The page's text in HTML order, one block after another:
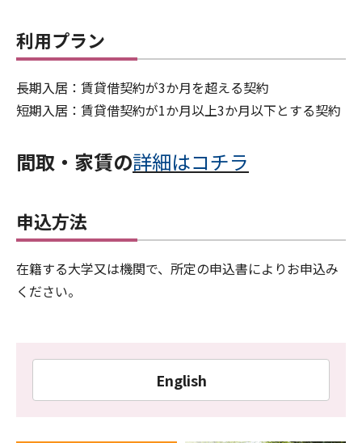
利用プラン
長期入居：賃貸借契約が3か月を超える契約
短期入居：賃貸借契約が1か月以上3か月以下とする契約
間取・家賃の詳細はコチラ
申込方法
在籍する大学又は機関で、所定の申込書によりお申込み
ください。
English